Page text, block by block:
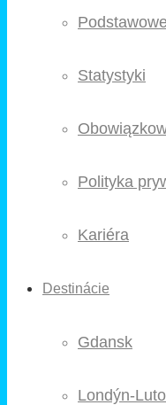
Statystyki
Polityka
Kariéra
Destinácie
Gdansk
Londýn-